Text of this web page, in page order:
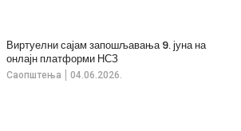
Саопштења 04.06.2026.
Виртуелни сајам запошљавања 9. јуна на
онлајн платформи НСЗ